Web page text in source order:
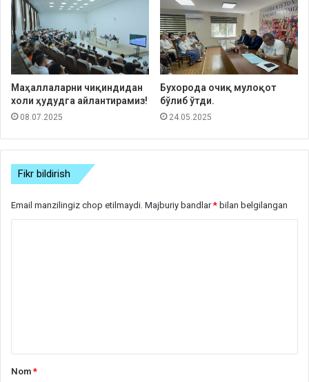
Маҳаллаларни чиқиндидан
холи ҳудудга айлантирамиз!
08.07.2025
Бухорода очиқ мулоқот
бўлиб ўтди.
24.05.2025
Fikr bildirish
Email manzilingiz chop etilmaydi. Majburiy bandlar* bilan belgilangan
Nom*